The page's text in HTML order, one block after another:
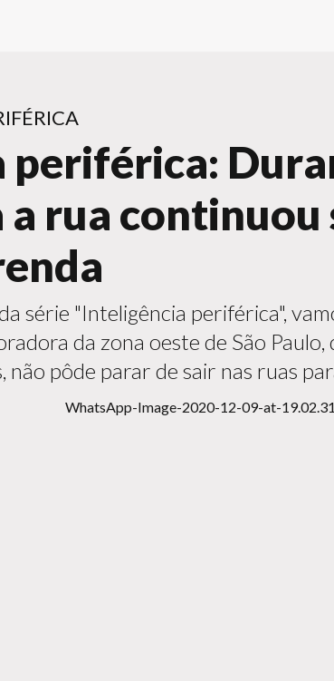
periférica:
rua continuou
série "Inteligência periférica",
da zona oeste de São Paulo,
pôde parar de sair nas ruas